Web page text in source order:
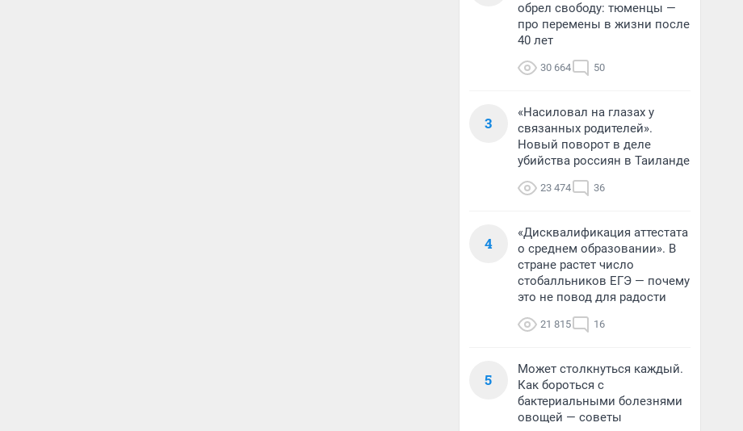
обрел свободу: тюменцы —
про перемены в жизни после
40 лет
30 664 50
3
«Насиловал на глазах у
связанных родителей».
Новый поворот в деле
убийства россиян в Таиланде
23 474 36
4
«Дисквалификация аттестата
о среднем образовании». В
стране растет число
стобалльников ЕГЭ — почему
это не повод для радости
21 815 16
5
Может столкнуться каждый.
Как бороться с
бактериальными болезнями
овощей — советы